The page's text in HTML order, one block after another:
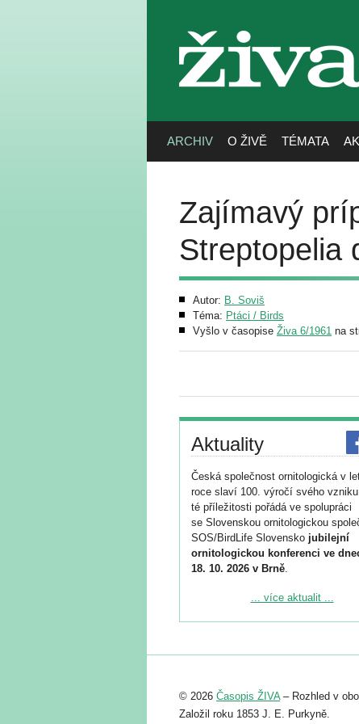
živa
ARCHIV O ŽIVĚ TÉMATA
Zajímavý
Streptopelia
Autor: B. Soviš
Téma: Ptáci / Birds
Vyšlo v časopise Živa 6/1961 na
Aktuality
Česká společnost ornitologická v
roce slaví 100. výročí svého
té příležitosti pořádá ve spolupráci
se Slovenskou ornitologickou
SOS/BirdLife Slovensko jubilejní
ornitologickou konferenci ve
18. 10. 2026 v Brně.
Podrobnější informace ke konferenci
Registrovat se můžete do 6. září.
abstraktu přihlášené přednášky
posteru je už 30. června.
... více aktualit ...
© 2026 Časopis ŽIVA– Rozhled v
Založil roku 1853 J. E. Purkyně.